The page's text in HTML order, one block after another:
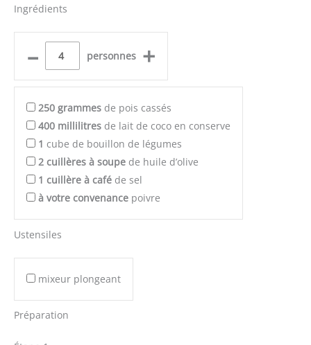
Ingrédients
– personnes +
250 grammes de pois cassés
400 millilitres de lait de coco en conserve
1 cube de bouillon de légumes
2 cuillères à soupe de huile d’olive
1 cuillère à café de sel
à votre convenance poivre
Ustensiles
mixeur plongeant
Préparation